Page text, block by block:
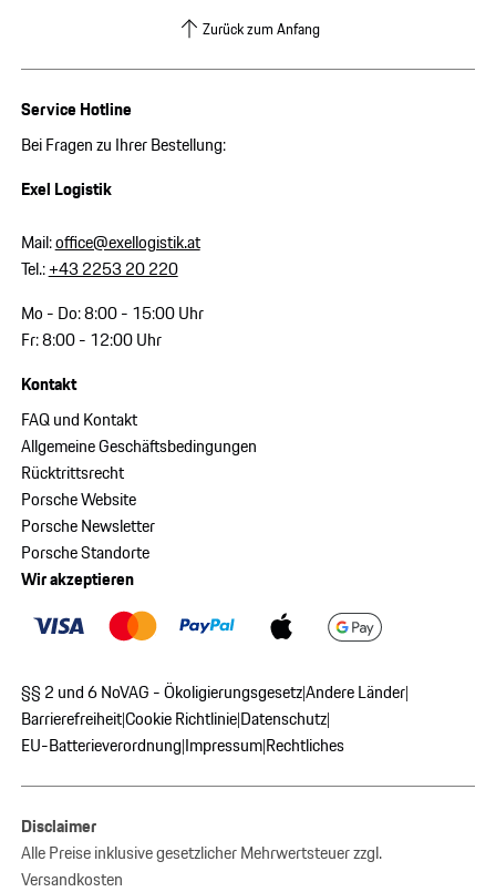
Zurück zum Anfang
Service Hotline
Bei Fragen zu Ihrer Bestellung:
Exel Logistik
Mail:office@exellogistik.at
Tel.:+43 2253 20 220
Mo - Do: 8:00 - 15:00 Uhr
Fr: 8:00 - 12:00 Uhr
Kontakt
FAQ und Kontakt
Allgemeine Geschäftsbedingungen
Rücktrittsrecht
Porsche Website
Porsche Newsletter
Porsche Standorte
Wir akzeptieren
§§ 2 und 6 NoVAG - Ökoligierungsgesetz|Andere Länder|
Barrierefreiheit|Cookie Richtlinie|Datenschutz|
EU-Batterieverordnung|Impressum|Rechtliches
Disclaimer
Alle Preise inklusive gesetzlicher Mehrwertsteuer zzgl.
Versandkosten